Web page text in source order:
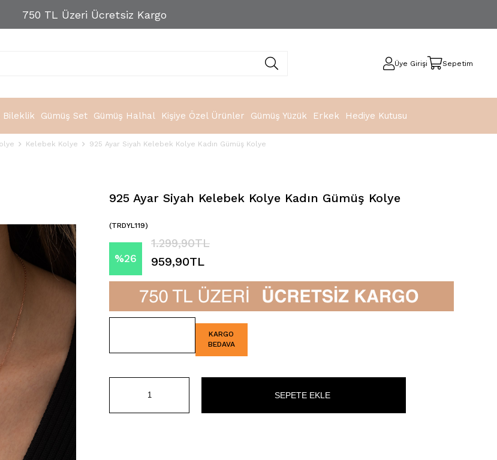
750 TL Üzeri Ücretsiz Kargo
Üye Girişi Sepetim
Bileklik Gümüş Set Gümüş Halhal Kişiye Özel Ürünler Gümüş Yüzük Erkek Hediye Kutusu
Kelebek Kolye 925 Ayar Siyah Kelebek Kolye Kadın Gümüş Kolye
925 Ayar Siyah Kelebek Kolye Kadın Gümüş Kolye
(TRDYL119)
%26
İndirim
1.299,90TL
959,90TL
KARGO
BEDAVA